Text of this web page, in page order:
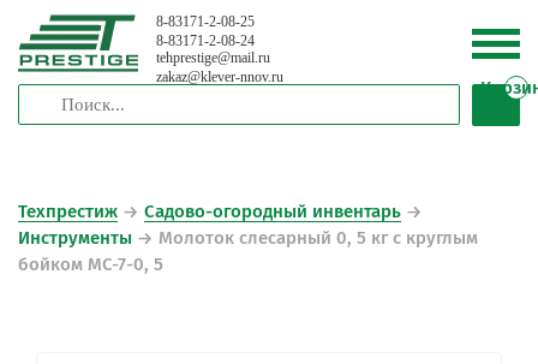
8-83171-2-08-25
8-83171-2-08-24
tehprestige@mail.ru
zakaz@klever-nnov.ru
Техпрестиж → Садово-огородный инвентарь →
Инструменты → Молоток слесарный 0, 5 кг с круглым
бойком МС-7-0, 5